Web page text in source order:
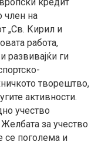
член на
„Св. Кирил и
работа,
развивајќи ги
творештво,
активности.
учество
за учество
се поголема и